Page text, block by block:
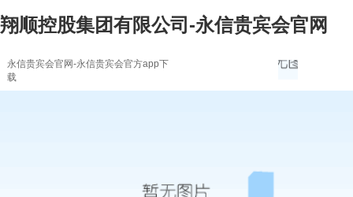
翔顺控股集团有限公司-永信贵宾会官网
永信贵宾会官网-永信贵宾会官方app下
载